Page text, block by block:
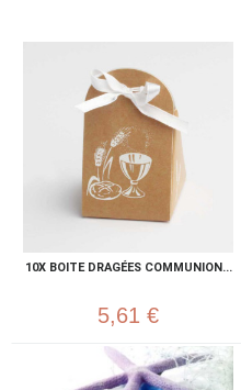
10X BOITE DRAGÉES COMMUNION...
5,61 €